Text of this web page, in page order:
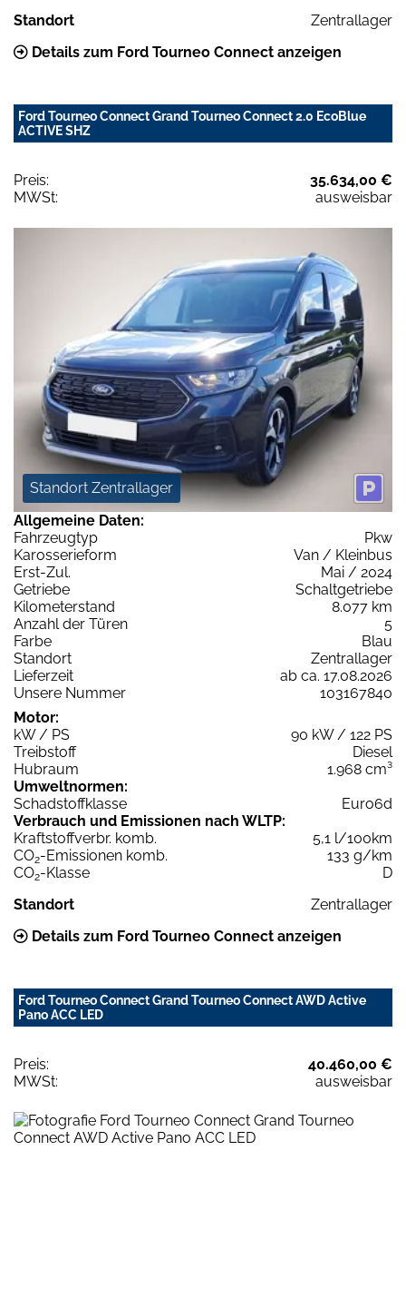
Standort
Zentrallager
Details zum Ford Tourneo Connect anzeigen
Ford Tourneo Connect Grand Tourneo Connect 2.0 EcoBlue
ACTIVE SHZ
Preis:
35.634,00 €
MWSt:
ausweisbar
Standort Zentrallager
Allgemeine Daten:
Fahrzeugtyp
Pkw
Karosserieform
Van / Kleinbus
Erst-Zul.
Mai / 2024
Getriebe
Schaltgetriebe
Kilometerstand
8.077 km
Anzahl der Türen
5
Farbe
Blau
Standort
Zentrallager
Lieferzeit
ab ca. 17.08.2026
Unsere Nummer
103167840
Motor:
kW / PS
90 kW / 122 PS
Treibstoff
Diesel
Hubraum
1.968 cm³
Umweltnormen:
Schadstoffklasse
Euro6d
Verbrauch und Emissionen nach WLTP:
Kraftstoffverbr. komb.
5,1 l/100km
CO2-Emissionen komb.
133 g/km
CO2-Klasse
D
Standort
Zentrallager
Details zum Ford Tourneo Connect anzeigen
Ford Tourneo Connect Grand Tourneo Connect AWD Active
Pano ACC LED
Preis:
40.460,00 €
MWSt:
ausweisbar